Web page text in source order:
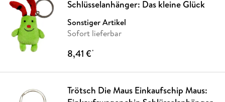
Schlüsselanhänger: Das kleine Glück
Sonstiger Artikel
Sofort lieferbar
8,41 €*
Trötsch Die Maus Einkaufschip Maus: